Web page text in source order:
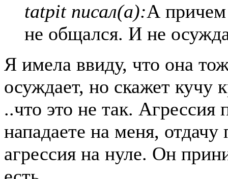
tatpit писал(а):А причем
не общался. И не
Я имела ввиду, что она
осуждает, но скажет кучу
..что это не так.
нападаете на меня,
агрессия на нуле. Он